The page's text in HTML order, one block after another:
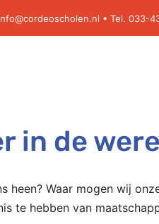
• Tel. 033-
in de
heen? Waar mogen wij
te hebben van